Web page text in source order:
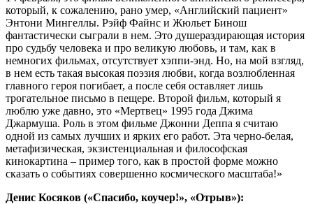
который, к сожалению, рано умер, «Английский пациент»
Энтони Мингеллы. Рэйф Файнс и Жюльет Бинош
фантастически сыграли в нем. Это душераздирающая история
про судьбу человека и про великую любовь, и там, как в
немногих фильмах, отсутствует хэппи-энд. Но, на мой взгляд,
в нем есть такая высокая поэзия любви, когда возлюбленная
главного героя погибает, а после себя оставляет лишь
трогательное письмо в пещере. Второй фильм, который я
люблю уже давно, это «Мертвец» 1995 года Джима
Джармуша. Роль в этом фильме Джонни Деппа я считаю
одной из самых лучших и ярких его работ. Эта черно-белая,
метафизическая, экзистенциальная и философская
кинокартина – пример того, как в простой форме можно
сказать о событиях совершенно космического масштаба!»
Денис Косяков («Спасибо, коучер!», «Отрыв»):